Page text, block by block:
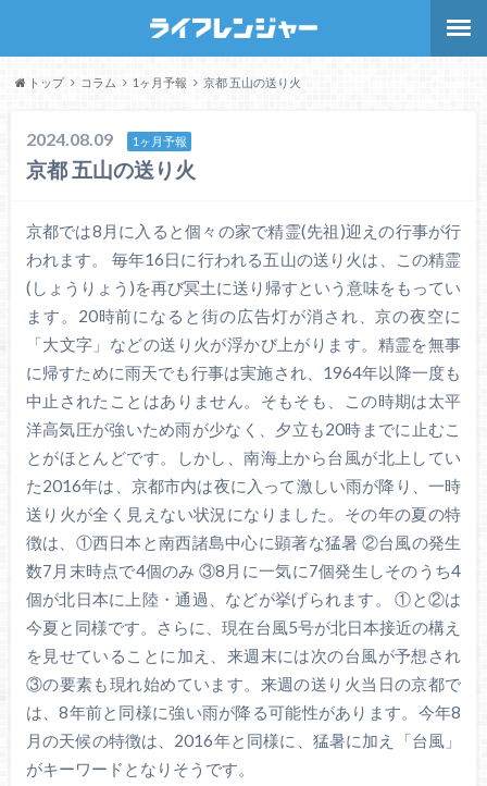
トップ コラム 1ヶ月予報 京都 五山の送り火
2024.08.09 1ヶ月予報
京都 五山の送り火
京都では8月に入ると個々の家で精霊(先祖)迎えの行事が行
われます。 毎年16日に行われる五山の送り火は、この精霊
(しょうりょう)を再び冥土に送り帰すという意味をもってい
ます。20時前になると街の広告灯が消され、京の夜空に
「大文字」などの送り火が浮かび上がります。精霊を無事
に帰すために雨天でも行事は実施され、1964年以降一度も
中止されたことはありません。そもそも、この時期は太平
洋高気圧が強いため雨が少なく、夕立も20時までに止むこ
とがほとんどです。しかし、南海上から台風が北上してい
た2016年は、京都市内は夜に入って激しい雨が降り、一時
送り火が全く見えない状況になりました。その年の夏の特
徴は、①西日本と南西諸島中心に顕著な猛暑 ②台風の発生
数7月末時点で4個のみ ③8月に一気に7個発生しそのうち4
個が北日本に上陸・通過、などが挙げられます。 ①と②は
今夏と同様です。さらに、現在台風5号が北日本接近の構え
を見せていることに加え、来週末には次の台風が予想され
③の要素も現れ始めています。来週の送り火当日の京都で
は、8年前と同様に強い雨が降る可能性があります。今年8
月の天候の特徴は、2016年と同様に、猛暑に加え「台風」
がキーワードとなりそうです。